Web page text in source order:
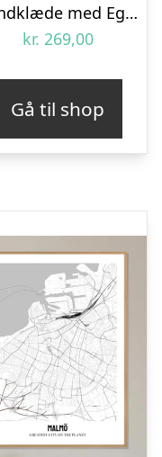
Håndklæde med Eget Foto – Multiface
kr. 269,00
Gå til shop